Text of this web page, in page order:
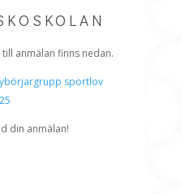
anmälan finns nedan.
sportlov
din anmälan!